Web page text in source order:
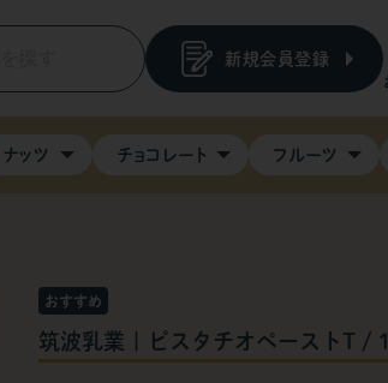
新規会員登録
ナッツ チョコレート フルーツ
筑波乳業 | ピスタチオペーストT /